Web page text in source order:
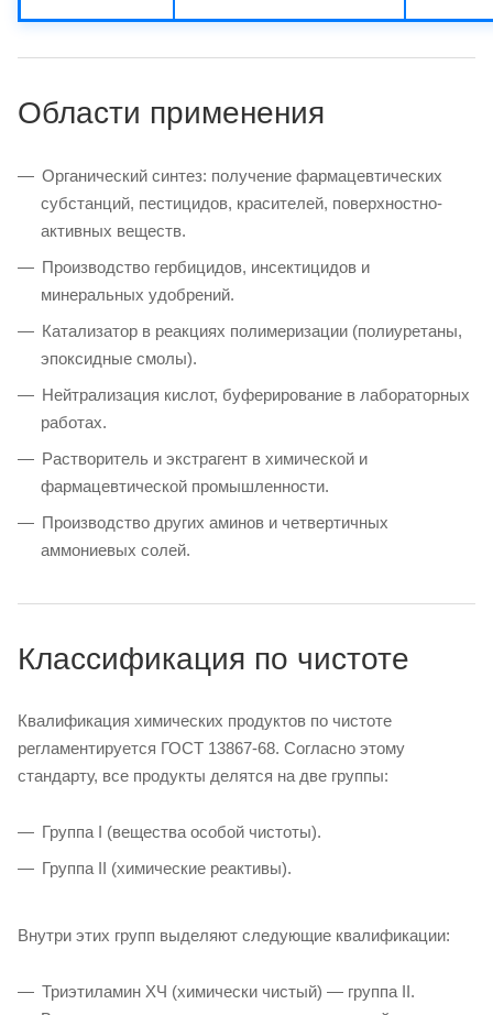
Области применения
Органический синтез: получение фармацевтических
субстанций, пестицидов, красителей, поверхностно-
активных веществ.
Производство гербицидов, инсектицидов и
минеральных удобрений.
Катализатор в реакциях полимеризации (полиуретаны,
эпоксидные смолы).
Нейтрализация кислот, буферирование в лабораторных
работах.
Растворитель и экстрагент в химической и
фармацевтической промышленности.
Производство других аминов и четвертичных
аммониевых солей.
Классификация по чистоте
Квалификация химических продуктов по чистоте
регламентируется ГОСТ 13867-68. Согласно этому
стандарту, все продукты делятся на две группы:
Группа I (вещества особой чистоты).
Группа II (химические реактивы).
Внутри этих групп выделяют следующие квалификации:
Триэтиламин ХЧ (химически чистый) — группа II.